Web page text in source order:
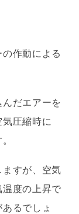
作動による
だエアーを
圧縮時に
すが、空気
度の上昇で
るでしょ